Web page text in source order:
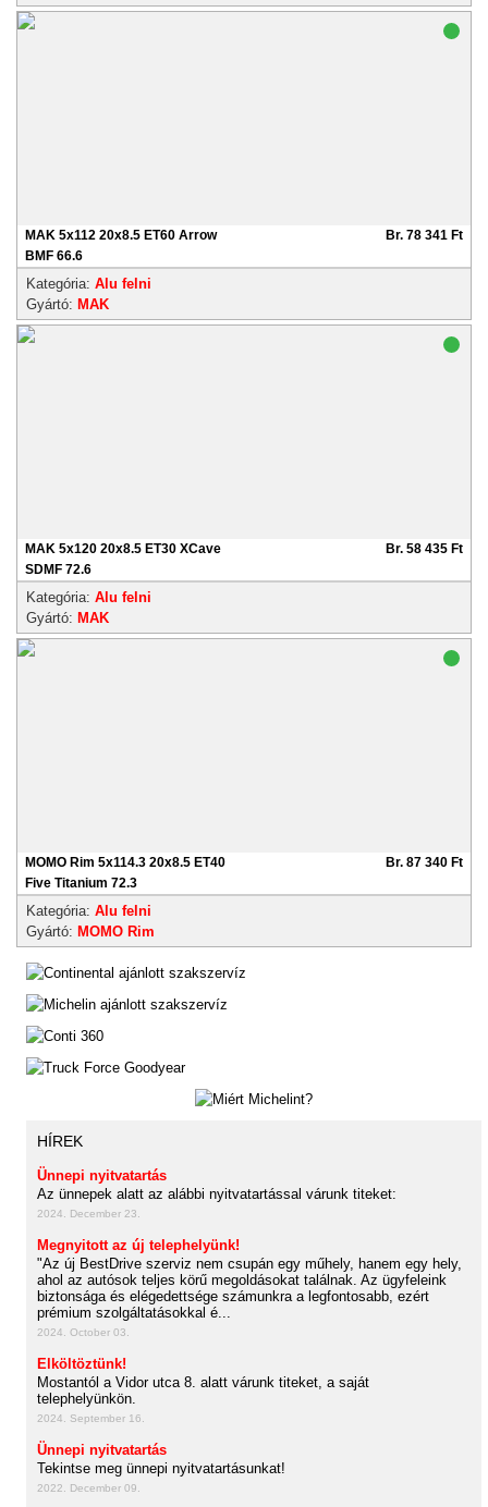
MAK 5x112 20x8.5 ET60 Arrow
BMF 66.6
Br. 78 341 Ft
Kategória: Alu felni
Gyártó: MAK
MAK 5x120 20x8.5 ET30 XCave
SDMF 72.6
Br. 58 435 Ft
Kategória: Alu felni
Gyártó: MAK
MOMO Rim 5x114.3 20x8.5 ET40
Five Titanium 72.3
Br. 87 340 Ft
Kategória: Alu felni
Gyártó: MOMO Rim
HÍREK
Ünnepi nyitvatartás
Az ünnepek alatt az alábbi nyitvatartással várunk titeket:
2024. December 23.
Megnyitott az új telephelyünk!
"Az új BestDrive szerviz nem csupán egy műhely, hanem egy hely,
ahol az autósok teljes körű megoldásokat találnak. Az ügyfeleink
biztonsága és elégedettsége számunkra a legfontosabb, ezért
prémium szolgáltatásokkal é...
2024. October 03.
Elköltöztünk!
Mostantól a Vidor utca 8. alatt várunk titeket, a saját
telephelyünkön.
2024. September 16.
Ünnepi nyitvatartás
Tekintse meg ünnepi nyitvatartásunkat!
2022. December 09.